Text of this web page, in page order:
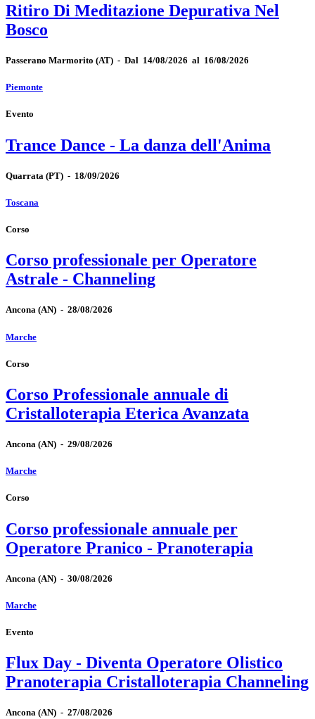
Ritiro Di Meditazione Depurativa Nel
Bosco
Passerano Marmorito (AT) - Dal 14/08/2026 al 16/08/2026
Piemonte
Evento
Trance Dance - La danza dell'Anima
Quarrata (PT) - 18/09/2026
Toscana
Corso
Corso professionale per Operatore
Astrale - Channeling
Ancona (AN) - 28/08/2026
Marche
Corso
Corso Professionale annuale di
Cristalloterapia Eterica Avanzata
Ancona (AN) - 29/08/2026
Marche
Corso
Corso professionale annuale per
Operatore Pranico - Pranoterapia
Ancona (AN) - 30/08/2026
Marche
Evento
Flux Day - Diventa Operatore Olistico
Pranoterapia Cristalloterapia Channeling
Ancona (AN) - 27/08/2026